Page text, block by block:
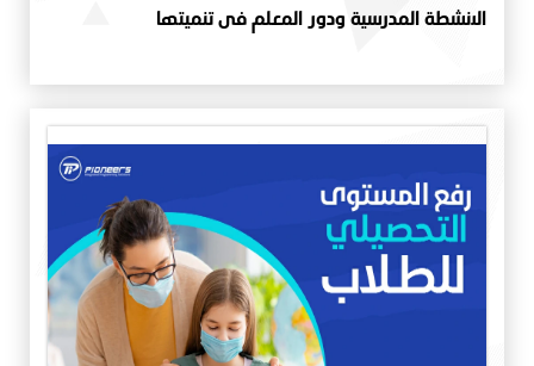
الانشطة المدرسية ودور المعلم فى تنميتها